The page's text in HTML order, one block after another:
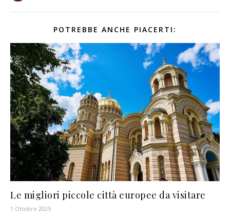
POTREBBE ANCHE PIACERTI:
Le migliori piccole città europee da visitare
1 Ottobre 2025